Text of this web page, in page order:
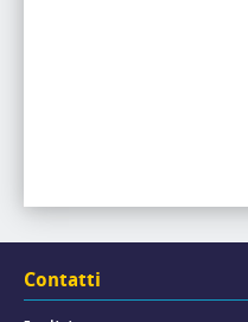
Contatti